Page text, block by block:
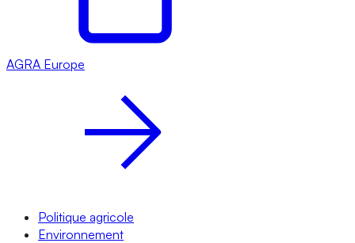
AGRA Europe
Politique agricole
Environnement